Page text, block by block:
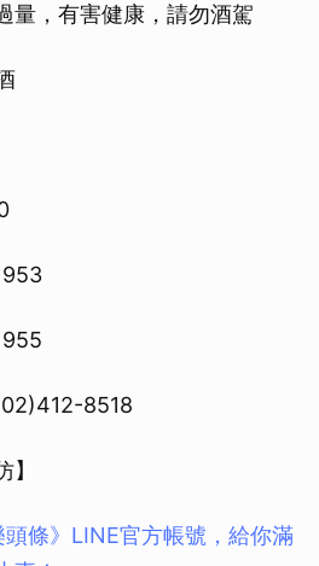
量，有害健康，請勿酒駕
8518
條》LINE官方帳號，給你滿